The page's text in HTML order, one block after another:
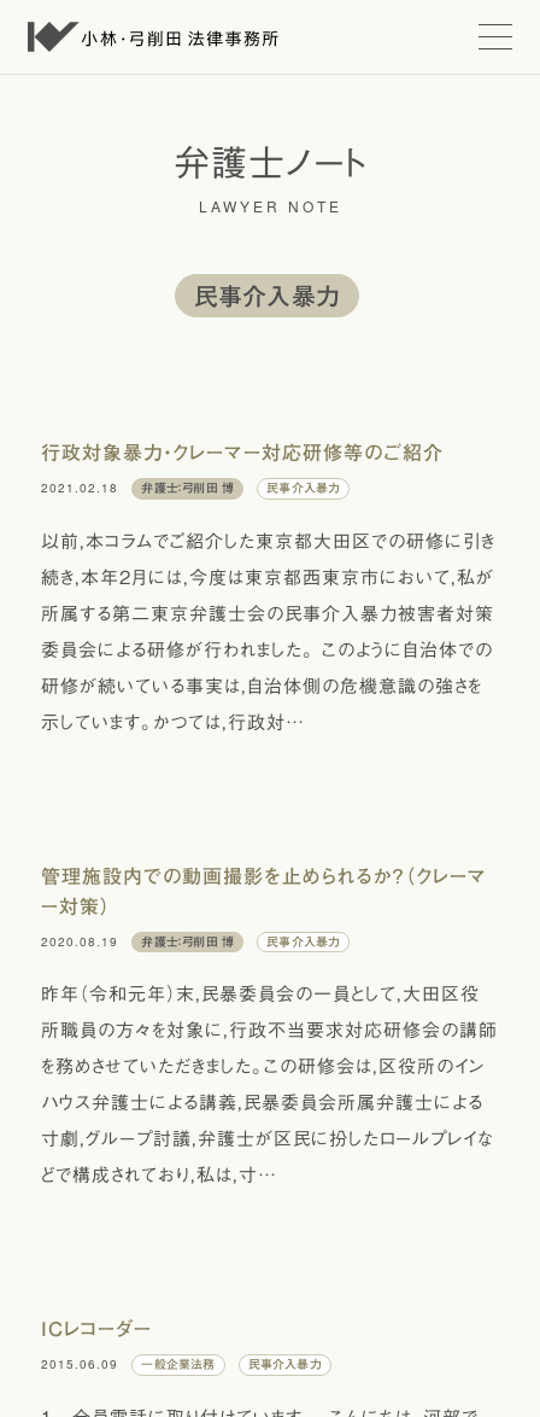
t
弁護士ノート
LAWYER NOTE
民事介入暴力
行政対象暴力・クレーマー対応研修等のご紹介
2021.02.18 弁護士：弓削田 博 民事介入暴力
以前，本コラムでご紹介した東京都大田区での研修に引き
続き，本年2月には，今度は東京都西東京市において，私が
所属する第二東京弁護士会の民事介入暴力被害者対策
委員会による研修が行われました。 このように自治体での
研修が続いている事実は，自治体側の危機意識の強さを
示しています。かつては，行政対…
管理施設内での動画撮影を止められるか？（クレーマ
ー対策）
2020.08.19 弁護士：弓削田 博 民事介入暴力
昨年（令和元年）末，民暴委員会の一員として，大田区役
所職員の方々を対象に，行政不当要求対応研修会の講師
を務めさせていただきました。この研修会は，区役所のイン
ハウス弁護士による講義，民暴委員会所属弁護士による
寸劇，グループ討議，弁護士が区民に扮したロールプレイな
どで構成されており，私は，寸…
ICレコーダー
2015.06.09 一般企業法務 民事介入暴力